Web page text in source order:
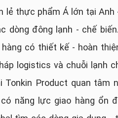
lẻ thực phẩm Á lớn tại
dòng đông lạnh - chế
có thiết kế - hoàn
logistics và chuỗi lạnh
Product quan tâm
năng lực giao hàng ổn